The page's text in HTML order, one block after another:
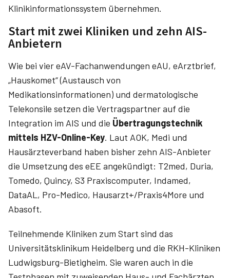
Klinik­informationssystem übernehmen.
Start mit zwei Kliniken und zehn AIS-
Anbietern
Wie bei vier eAV-Fachanwendungen eAU, eArztbrief,
„Hauskomet“ (Austausch von
Medikationsinformationen) und dermatologische
Telekonsile setzen die Vertragspartner auf die
Integration im AIS und die Übertragungstechnik
mittels HZV-Online-Key. Laut AOK, Medi und
Hausärzteverband haben bisher zehn AIS-Anbieter
die Umsetzung des eEE angekündigt: T2med, Duria,
Tomedo, Quincy, S3 Praxiscomputer, Indamed,
DataAL, Pro-Medico, Hausarzt+/Praxis4More und
Abasoft.
Teilnehmende Kliniken zum Start sind das
Universitätsklinikum Heidelberg und die RKH-Kliniken
Ludwigsburg-Bietigheim. Sie waren auch in die